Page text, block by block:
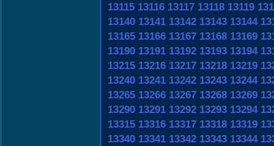
13115 13116 13117 13118 13119
13140 13141 13142 13143 13144
13165 13166 13167 13168 13169
13190 13191 13192 13193 13194
13215 13216 13217 13218 13219
13240 13241 13242 13243 13244
13265 13266 13267 13268 13269
13290 13291 13292 13293 13294
13315 13316 13317 13318 13319
13340 13341 13342 13343 13344